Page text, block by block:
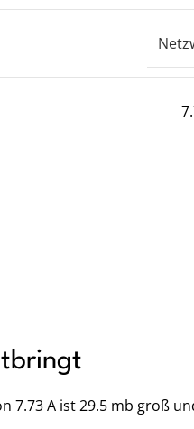
7.73 A ist 29.5 mb groß